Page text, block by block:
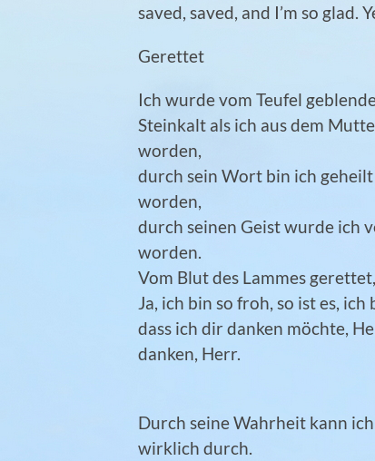
saved, saved, and I’m so glad.
Gerettet
Ich wurde vom Teufel
Steinkalt als ich aus dem
worden,
durch sein Wort bin ich
worden,
durch seinen Geist wurde ich
worden.
Vom Blut des Lammes
Ja, ich bin so froh, so ist es, ich
dass ich dir danken möchte,
danken, Herr.
Durch seine Wahrheit kann
wirklich durch.